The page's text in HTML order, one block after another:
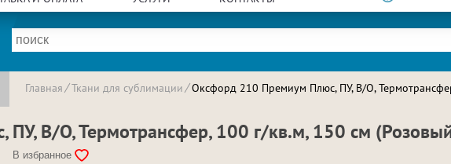
Главная Ткани для сублимации Оксфорд 210 Премиум Плюс, ПУ, В/О,
В/О, Термотрансфер, 100 г/кв.м, 150 см
В избранное